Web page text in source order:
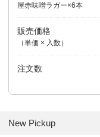
屋赤味噌ラガー×6本
販売価格
（単価 × 入数）
注文数
New Pickup